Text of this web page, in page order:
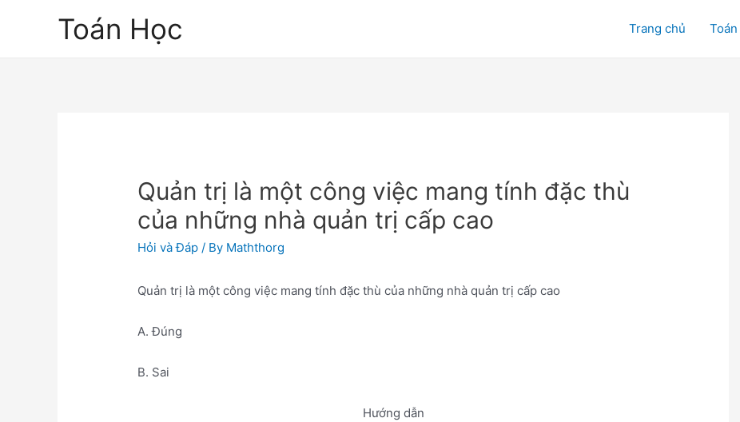
Toán Học Trang chủ Toán
Quản trị là một công việc mang tính đặc thù
của những nhà quản trị cấp cao
Hỏi và Đáp / By Maththorg
Quản trị là một công việc mang tính đặc thù của những nhà quản trị cấp cao
A. Đúng
B. Sai
Hướng dẫn